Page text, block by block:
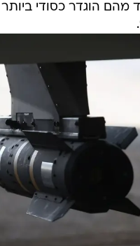
מהם הוגדר כסודי